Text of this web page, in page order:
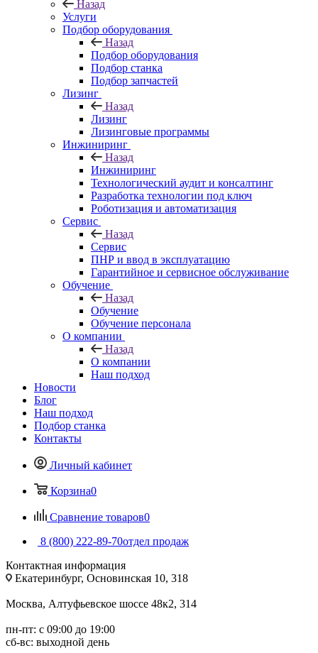
Назад
Услуги
Подбор оборудования
Назад
Подбор оборудования
Подбор станка
Подбор запчастей
Лизинг
Назад
Лизинг
Лизинговые программы
Инжиниринг
Назад
Инжиниринг
Технологический аудит и консалтинг
Разработка технологии под ключ
Роботизация и автоматизация
Сервис
Назад
Сервис
ПНР и ввод в эксплуатацию
Гарантийное и сервисное обслуживание
Обучение
Назад
Обучение
Обучение персонала
О компании
Назад
О компании
Наш подход
Новости
Блог
Наш подход
Подбор станка
Контакты
Личный кабинет
Корзина0
Сравнение товаров0
8 (800) 222-89-70отдел продаж
Контактная информация
Екатеринбург, Основинская 10, 318
Москва, Алтуфьевское шоссе 48к2, 314
пн-пт: с 09:00 до 19:00
сб-вс: выходной день